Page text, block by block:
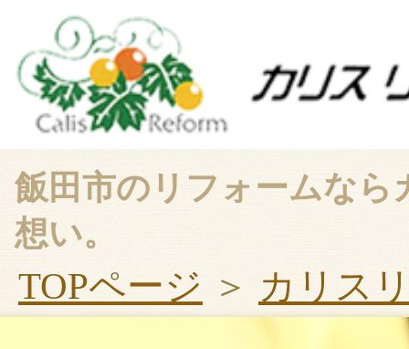
飯田市のリフォームな
想い。
TOPページ ＞ カリス